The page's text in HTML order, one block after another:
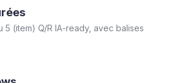
5 (item) Q/R IA-ready, avec balises